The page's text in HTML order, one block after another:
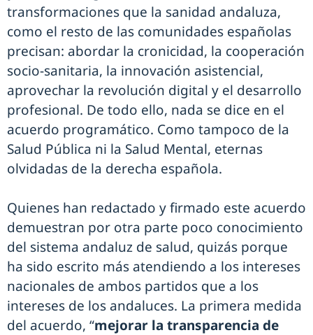
transformaciones que la sanidad andaluza,
como el resto de las comunidades españolas
precisan: abordar la cronicidad, la cooperación
socio-sanitaria, la innovación asistencial,
aprovechar la revolución digital y el desarrollo
profesional. De todo ello, nada se dice en el
acuerdo programático. Como tampoco de la
Salud Pública ni la Salud Mental, eternas
olvidadas de la derecha española.
Quienes han redactado y firmado este acuerdo
demuestran por otra parte poco conocimiento
del sistema andaluz de salud, quizás porque
ha sido escrito más atendiendo a los intereses
nacionales de ambos partidos que a los
intereses de los andaluces. La primera medida
del acuerdo, “mejorar la transparencia de